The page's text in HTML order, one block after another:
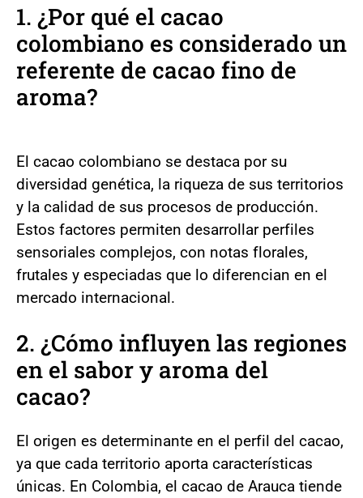
1. ¿Por qué el cacao
colombiano es considerado un
referente de cacao fino de
aroma?
El cacao colombiano se destaca por su
diversidad genética, la riqueza de sus territorios
y la calidad de sus procesos de producción.
Estos factores permiten desarrollar perfiles
sensoriales complejos, con notas florales,
frutales y especiadas que lo diferencian en el
mercado internacional.
2. ¿Cómo influyen las regiones
en el sabor y aroma del
cacao?
El origen es determinante en el perfil del cacao,
ya que cada territorio aporta características
únicas. En Colombia, el cacao de Arauca tiende